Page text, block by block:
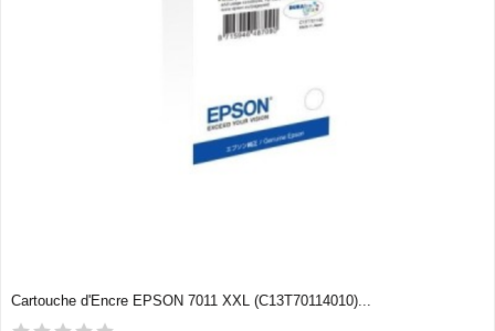
Cartouche d'Encre EPSON 7011 XXL (C13T70114010)...